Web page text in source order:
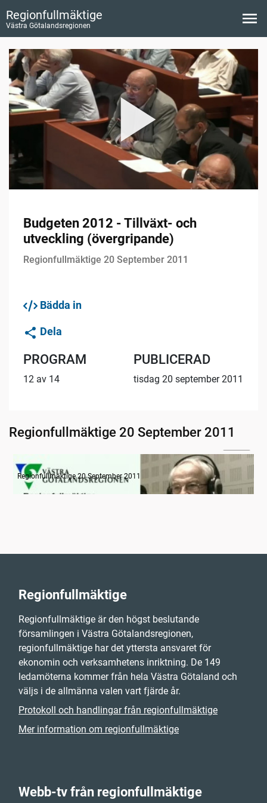
Regionfullmäktige
Västra Götalandsregionen
Budgeten 2012 - Tillväxt- och
utveckling (övergripande)
Regionfullmäktige 20 September 2011
Bädda in
Dela
PROGRAM
12 av 14
PUBLICERAD
tisdag 20 september 2011
Regionfullmäktige 20 September 2011
Radion informerar
Regionfullmäktige 20 September 2011
Regionfullmäktige
Regionfullmäktige är den högst beslutande
församlingen i Västra Götalandsregionen,
regionfullmäktige har det yttersta ansvaret för
ekonomin och verksamhetens inriktning. De 149
ledamöterna kommer från hela Västra Götaland och
väljs i de allmänna valen vart fjärde år.
Protokoll och handlingar från regionfullmäktige
Mer information om regionfullmäktige
Webb-tv från regionfullmäktige